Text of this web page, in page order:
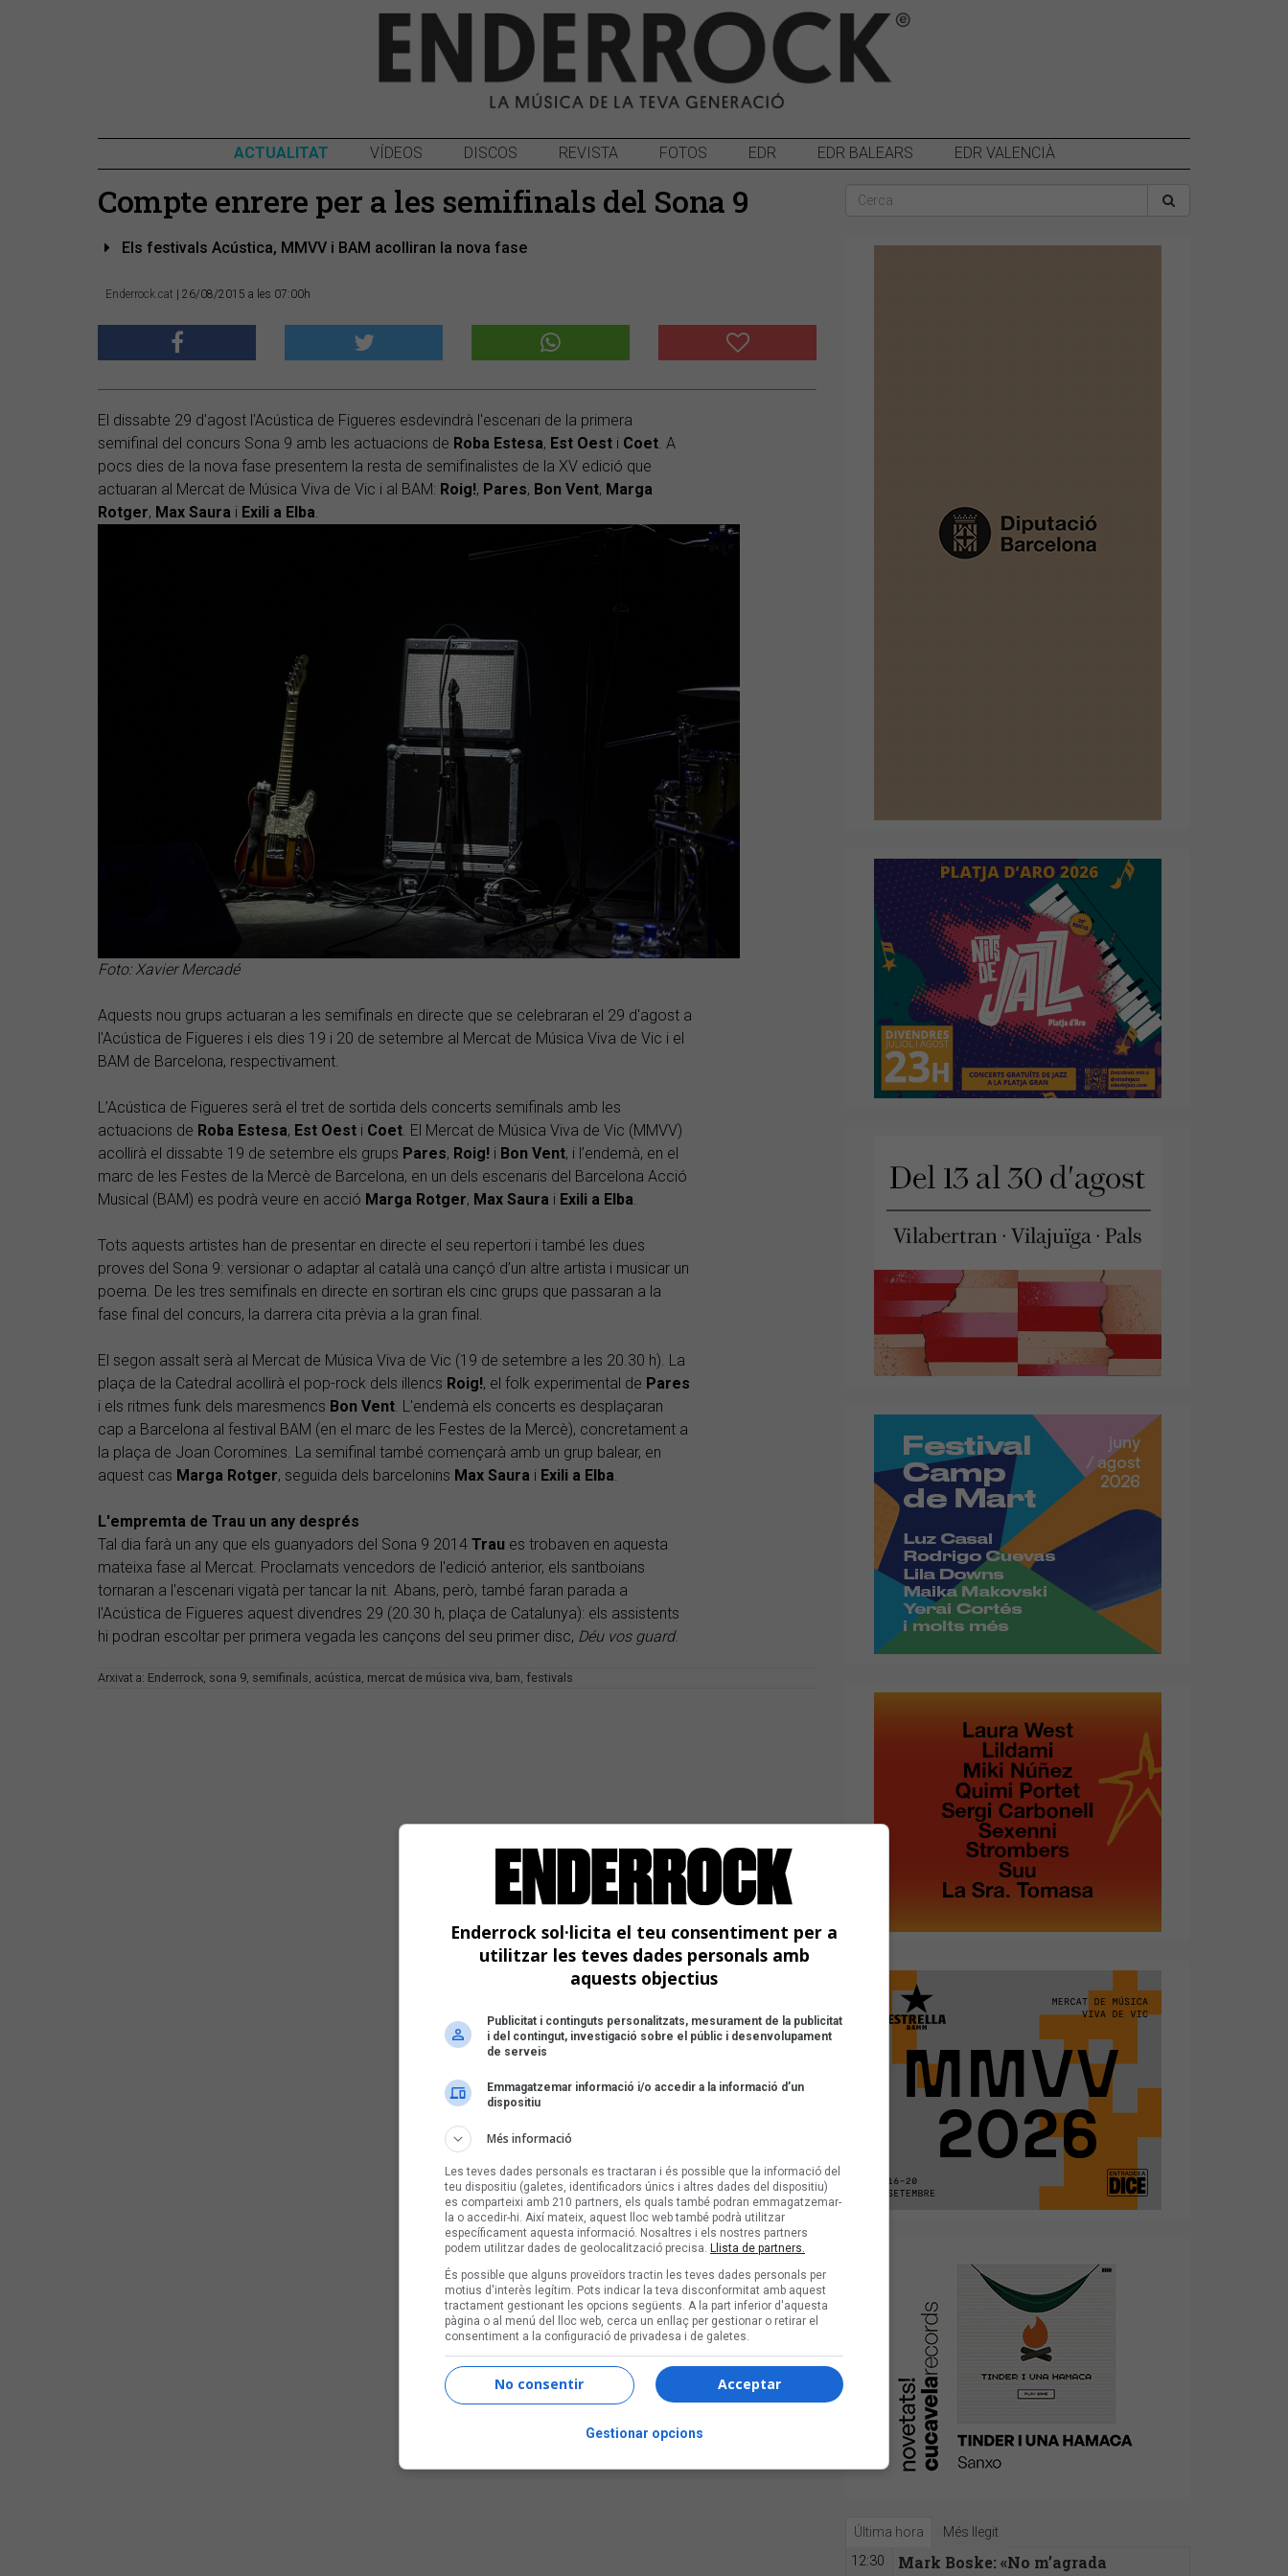
ACTUALITAT VÍDEOS DISCOS REVISTA FOTOS EDR EDR BALEARS EDR VALENCIÀ
Compte enrere per a les semifinals del Sona 9
Els festivals Acústica, MMVV i BAM acolliran la nova fase
Enderrock.cat | 26/08/2015 a les 07:00h
El dissabte 29 d'agost l'Acústica de Figueres esdevindrà l'escenari de la primera
semifinal del concurs Sona 9 amb les actuacions de Roba Estesa, Est Oest i Coet. A
pocs dies de la nova fase presentem la resta de semifinalistes de la XV edició que
actuaran al Mercat de Música Viva de Vic i al BAM: Roig!, Pares, Bon Vent, Marga
Rotger, Max Saura i Exili a Elba.
Foto: Xavier Mercadé
Aquests nou grups actuaran a les semifinals en directe que se celebraran el 29 d'agost a
l'Acústica de Figueres i els dies 19 i 20 de setembre al Mercat de Música Viva de Vic i el
BAM de Barcelona, respectivament.
L’Acústica de Figueres serà el tret de sortida dels concerts semifinals amb les
actuacions de Roba Estesa, Est Oest i Coet. El Mercat de Música Viva de Vic (MMVV)
acollirà el dissabte 19 de setembre els grups Pares, Roig! i Bon Vent, i l’endemà, en el
marc de les Festes de la Mercè de Barcelona, en un dels escenaris del Barcelona Acció
Musical (BAM) es podrà veure en acció Marga Rotger, Max Saura i Exili a Elba.
Tots aquests artistes han de presentar en directe el seu repertori i també les dues
proves del Sona 9: versionar o adaptar al català una cançó d’un altre artista i musicar un
poema. De les tres semifinals en directe en sortiran els cinc grups que passaran a la
fase final del concurs, la darrera cita prèvia a la gran final.
El segon assalt serà al Mercat de Música Viva de Vic (19 de setembre a les 20.30 h). La
plaça de la Catedral acollirà el pop-rock dels illencs Roig!, el folk experimental de Pares
i els ritmes funk dels maresmencs Bon Vent. L'endemà els concerts es desplaçaran
cap a Barcelona al festival BAM (en el marc de les Festes de la Mercè), concretament a
la plaça de Joan Coromines. La semifinal també començarà amb un grup balear, en
aquest cas Marga Rotger, seguida dels barcelonins Max Saura i Exili a Elba.
L'empremta de Trau un any després
Tal dia farà un any que els guanyadors del Sona 9 2014 Trau es trobaven en aquesta
mateixa fase al Mercat. Proclamats vencedors de l'edició anterior, els santboians
tornaran a l'escenari vigatà per tancar la nit. Abans, però, també faran parada a
l'Acústica de Figueres aquest divendres 29 (20.30 h, plaça de Catalunya): els assistents
hi podran escoltar per primera vegada les cançons del seu primer disc, Déu vos guard.
Arxivat a: Enderrock sona 9 semifinals acústica mercat de música viva bam festivals
Última hora Més llegit
12:30
Mark Boske: «No m’agrada
Enderrock sol·licita el teu consentiment per a
utilitzar les teves dades personals amb
aquests objectius
Publicitat i continguts personalitzats, mesurament de la publicitat
i del contingut, investigació sobre el públic i desenvolupament
de serveis
Emmagatzemar informació i/o accedir a la informació d’un
dispositiu
Més informació
Les teves dades personals es tractaran i és possible que la informació del
teu dispositiu (galetes, identificadors únics i altres dades del dispositiu)
es comparteixi amb 210 partners, els quals també podran emmagatzemar-
la o accedir-hi. Així mateix, aquest lloc web també podrà utilitzar
específicament aquesta informació. Nosaltres i els nostres partners
podem utilitzar dades de geolocalització precisa. Llista de partners.
És possible que alguns proveïdors tractin les teves dades personals per
motius d'interès legítim. Pots indicar la teva disconformitat amb aquest
tractament gestionant les opcions següents. A la part inferior d'aquesta
pàgina o al menú del lloc web, cerca un enllaç per gestionar o retirar el
consentiment a la configuració de privadesa i de galetes.
Acceptar
No consentir
Gestionar opcions